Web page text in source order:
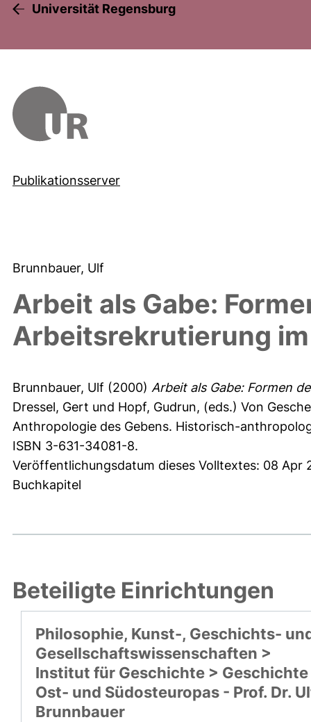
Universität Regensburg
Publikationsserver
Brunnbauer, Ulf
Arbeit als Gabe:
Arbeitsrekrutierung
Brunnbauer, Ulf (2000) Arbeit als Gabe: Formen
Dressel, Gert und Hopf, Gudrun, (eds.) Von
Anthropologie des Gebens. Historisch-
ISBN 3-631-34081-8.
Veröffentlichungsdatum dieses Volltextes: 08 Apr
Buchkapitel
Beteiligte Einrichtungen
Philosophie, Kunst-, Geschichts-
Gesellschaftswissenschaften >
Institut für Geschichte > Geschichte
Ost- und Südosteuropas - Prof. Dr.
Brunnbauer